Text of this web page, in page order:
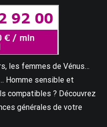
les femmes de Vénus…
Homme sensible et
compatibles ? Découvrez
générales de votre